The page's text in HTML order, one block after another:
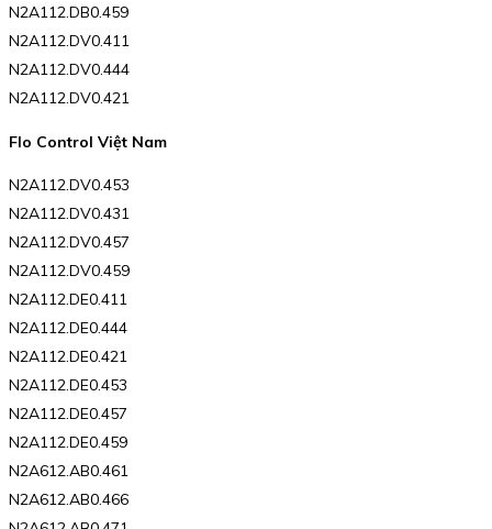
N2A112.DB0.459
N2A112.DV0.411
N2A112.DV0.444
N2A112.DV0.421
Flo Control Việt Nam
N2A112.DV0.453
N2A112.DV0.431
N2A112.DV0.457
N2A112.DV0.459
N2A112.DE0.411
N2A112.DE0.444
N2A112.DE0.421
N2A112.DE0.453
N2A112.DE0.457
N2A112.DE0.459
N2A612.AB0.461
N2A612.AB0.466